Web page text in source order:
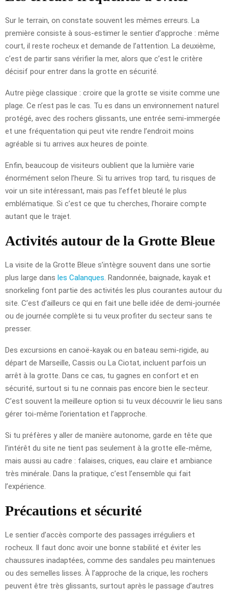
Sur le terrain, on constate souvent les mêmes erreurs. La
première consiste à sous-estimer le sentier d’approche : même
court, il reste rocheux et demande de l’attention. La deuxième,
c’est de partir sans vérifier la mer, alors que c’est le critère
décisif pour entrer dans la grotte en sécurité.
Autre piège classique : croire que la grotte se visite comme une
plage. Ce n’est pas le cas. Tu es dans un environnement naturel
protégé, avec des rochers glissants, une entrée semi-immergée
et une fréquentation qui peut vite rendre l’endroit moins
agréable si tu arrives aux heures de pointe.
Enfin, beaucoup de visiteurs oublient que la lumière varie
énormément selon l’heure. Si tu arrives trop tard, tu risques de
voir un site intéressant, mais pas l’effet bleuté le plus
emblématique. Si c’est ce que tu cherches, l’horaire compte
autant que le trajet.
Activités autour de la Grotte Bleue
La visite de la Grotte Bleue s’intègre souvent dans une sortie
plus large dans les Calanques . Randonnée, baignade, kayak et
snorkeling font partie des activités les plus courantes autour du
site. C’est d’ailleurs ce qui en fait une belle idée de demi-journée
ou de journée complète si tu veux profiter du secteur sans te
presser.
Des excursions en canoë-kayak ou en bateau semi-rigide, au
départ de Marseille, Cassis ou La Ciotat, incluent parfois un
arrêt à la grotte. Dans ce cas, tu gagnes en confort et en
sécurité, surtout si tu ne connais pas encore bien le secteur.
C’est souvent la meilleure option si tu veux découvrir le lieu sans
gérer toi-même l’orientation et l’approche.
Si tu préfères y aller de manière autonome, garde en tête que
l’intérêt du site ne tient pas seulement à la grotte elle-même,
mais aussi au cadre : falaises, criques, eau claire et ambiance
très minérale. Dans la pratique, c’est l’ensemble qui fait
l’expérience.
Précautions et sécurité
Le sentier d’accès comporte des passages irréguliers et
rocheux. Il faut donc avoir une bonne stabilité et éviter les
chaussures inadaptées, comme des sandales peu maintenues
ou des semelles lisses. À l’approche de la crique, les rochers
peuvent être très glissants, surtout après le passage d’autres